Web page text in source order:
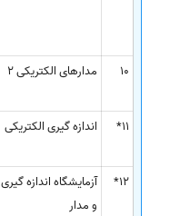
10 مدارهای الکتریکی 2
11* اندازه گیری الکتریکی
12*
آزمایشگاه اندازه گیری
و مدار